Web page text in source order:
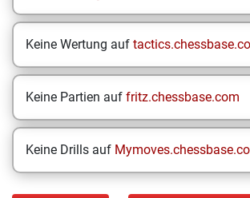
Keine Wertung auf
Keine Partien auf fritz.chessbase.com
Keine Drills auf